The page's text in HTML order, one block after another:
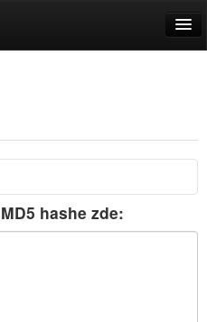
hashe zde: